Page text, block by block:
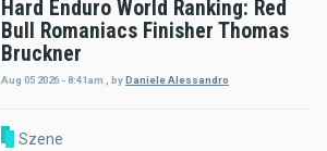
Hard Enduro World Ranking: Red
Bull Romaniacs Finisher Thomas
Bruckner
Aug 05 2026 - 8:41am , byDaniele Alessandro
Szene